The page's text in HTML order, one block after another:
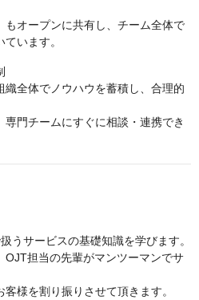
もオープンに共有し、チーム全体で
います。
全体でノウハウを蓄積し、合理的
門チームにすぐに相談・連携でき
うサービスの基礎知識を学びます。
OJT担当の先輩がマンツーマンでサ
様を割り振りさせて頂きます。